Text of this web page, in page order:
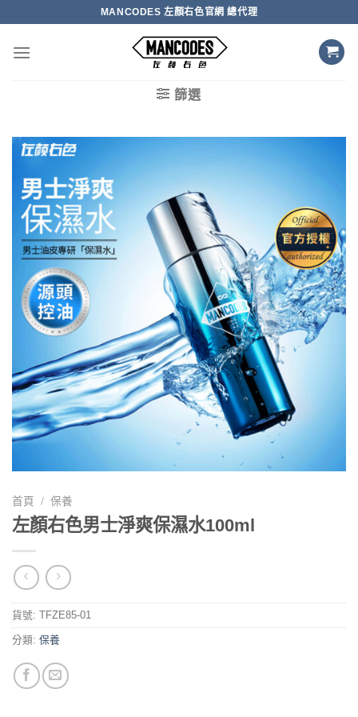
content
MANCODES 左顏右色官網 總代理
篩選
首頁 / 保養
左顏右色男士淨爽保濕水100ml
貨號: TFZE85-01
分類: 保養